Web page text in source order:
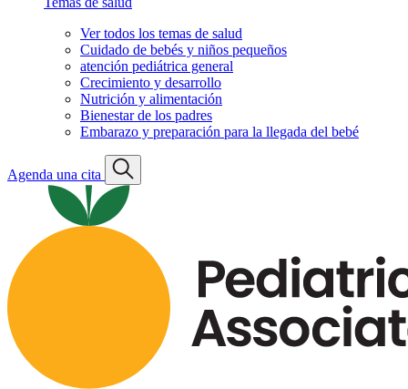
Ver todos los temas de salud
Cuidado de bebés y niños pequeños
atención pediátrica general
Crecimiento y desarrollo
Nutrición y alimentación
Bienestar de los padres
Embarazo y preparación para la llegada del bebé
Agenda una cita